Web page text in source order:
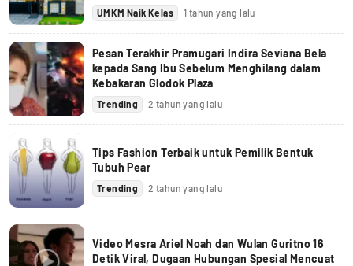
UMKM Naik Kelas 1 tahun yang lalu
Pesan Terakhir Pramugari Indira Seviana Bela
kepada Sang Ibu Sebelum Menghilang dalam
Kebakaran Glodok Plaza
Trending 2 tahun yang lalu
Tips Fashion Terbaik untuk Pemilik Bentuk
Tubuh Pear
Trending 2 tahun yang lalu
Video Mesra Ariel Noah dan Wulan Guritno 16
Detik Viral, Dugaan Hubungan Spesial Mencuat